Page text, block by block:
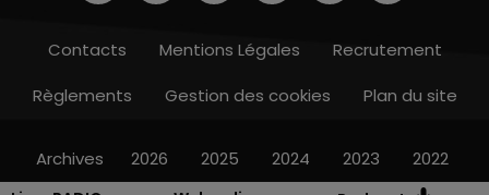
Contacts Mentions Légales
Recrutement
Règlements
Gestion des cookies Plan du site
Archives 2026 2025 2024 2023 2022